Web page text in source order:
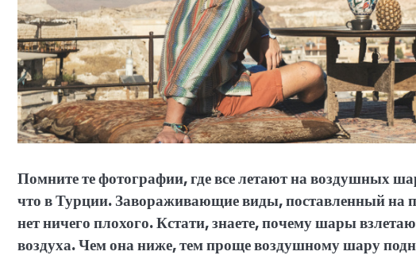
Помните те фотографии, где все летают на воздушных
что в Турции. Завораживающие виды, поставленный на
нет ничего плохого. Кстати, знаете, почему шары
воздуха. Чем она ниже, тем проще воздушному шару